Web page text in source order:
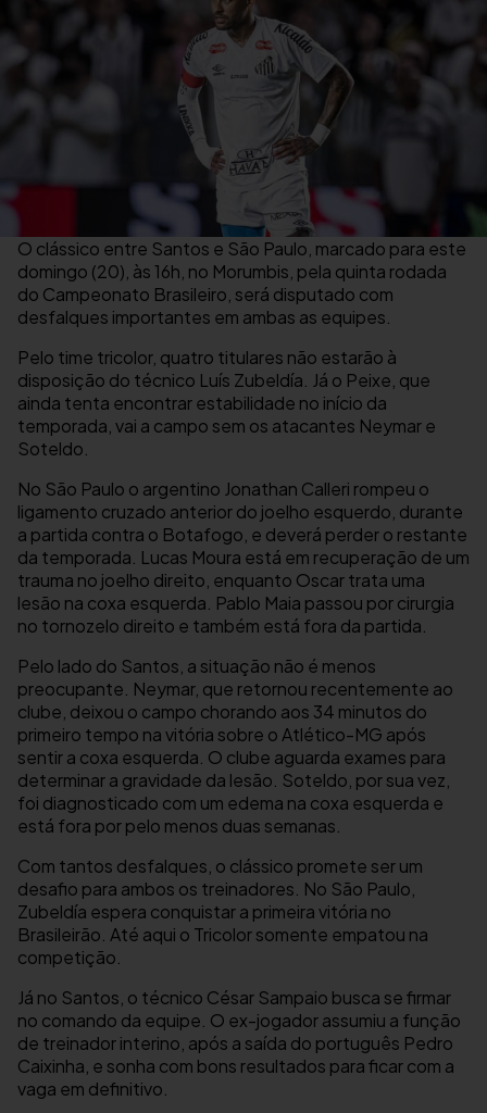
O clássico entre Santos e São Paulo, marcado para este
domingo (20), às 16h, no Morumbis, pela quinta rodada
do Campeonato Brasileiro, será disputado com
desfalques importantes em ambas as equipes.
Pelo time tricolor, quatro titulares não estarão à
disposição do técnico Luís Zubeldía. Já o Peixe, que
ainda tenta encontrar estabilidade no início da
temporada, vai a campo sem os atacantes Neymar e
Soteldo.
No São Paulo o argentino Jonathan Calleri rompeu o
ligamento cruzado anterior do joelho esquerdo, durante
a partida contra o Botafogo, e deverá perder o restante
da temporada. Lucas Moura está em recuperação de um
trauma no joelho direito, enquanto Oscar trata uma
lesão na coxa esquerda. Pablo Maia passou por cirurgia
no tornozelo direito e também está fora da partida.
Pelo lado do Santos, a situação não é menos
preocupante. Neymar, que retornou recentemente ao
clube, deixou o campo chorando aos 34 minutos do
primeiro tempo na vitória sobre o Atlético-MG após
sentir a coxa esquerda. O clube aguarda exames para
determinar a gravidade da lesão. Soteldo, por sua vez,
foi diagnosticado com um edema na coxa esquerda e
está fora por pelo menos duas semanas.
Com tantos desfalques, o clássico promete ser um
desafio para ambos os treinadores. No São Paulo,
Zubeldía espera conquistar a primeira vitória no
Brasileirão. Até aqui o Tricolor somente empatou na
competição.
Já no Santos, o técnico César Sampaio busca se firmar
no comando da equipe. O ex-jogador assumiu a função
de treinador interino, após a saída do português Pedro
Caixinha, e sonha com bons resultados para ficar com a
vaga em definitivo.